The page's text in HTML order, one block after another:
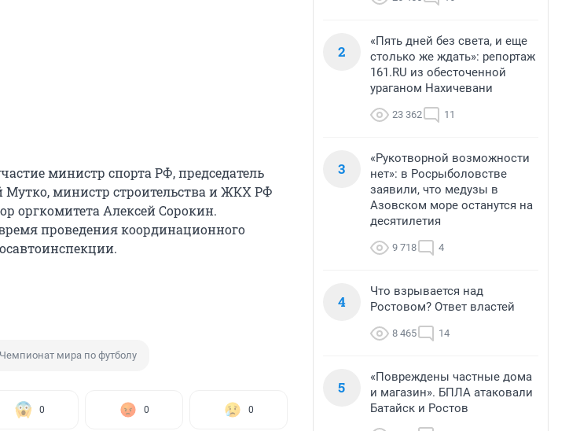
министр спорта РФ, председатель
Мутко, министр строительства и ЖКХ РФ
оргкомитета Алексей Сорокин.
проведения координационного
Чемпионат мира по футболу
0 0 0
2
«Пять дней без света, и еще
столько же ждать»: репортаж
161.RU из обесточенной
ураганом Нахичевани
23 362 11
3
«Рукотворной возможности
нет»: в Росрыболовстве
заявили, что медузы в
Азовском море останутся на
десятилетия
9 718 4
4
Что взрывается над
Ростовом? Ответ властей
8 465 14
5
«Повреждены частные дома
и магазин». БПЛА атаковали
Батайск и Ростов